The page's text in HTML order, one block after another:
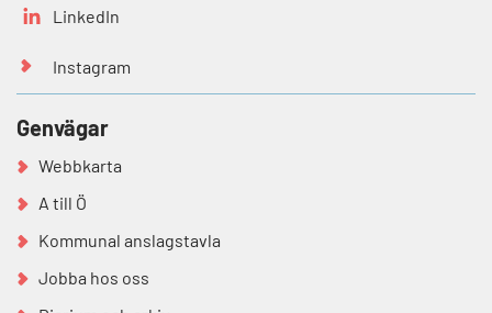
LinkedIn
Instagram
Genvägar
Webbkarta
A till Ö
Kommunal anslagstavla
Jobba hos oss